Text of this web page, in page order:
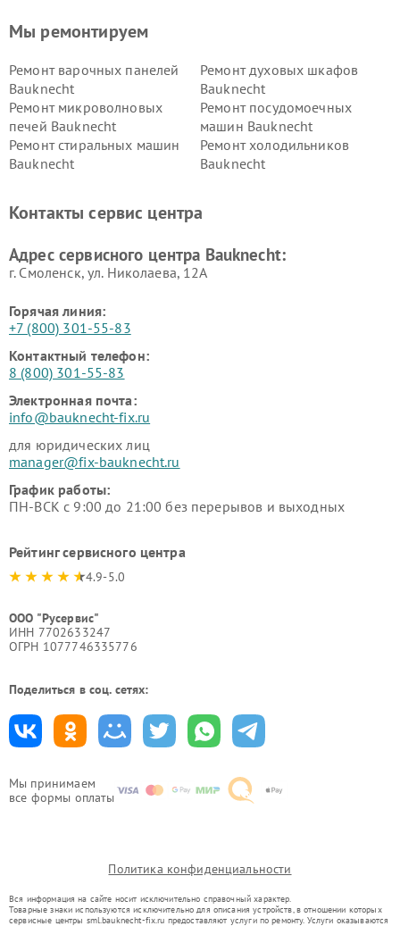
Мы принимаем
все формы оплаты
Мы ремонтируем
Ремонт варочных панелей
Bauknecht
Ремонт духовых шкафов
Bauknecht
Ремонт микроволновых
печей Bauknecht
Ремонт посудомоечных
машин Bauknecht
Ремонт стиральных машин
Bauknecht
Ремонт холодильников
Bauknecht
Контакты сервис центра
Адрес сервисного центра Bauknecht:
г. Смоленск, ул. Николаева, 12А
Горячая линия:
+7 (800) 301-55-83
Контактный телефон:
8 (800) 301-55-83
Электронная почта:
info@bauknecht-fix.ru
для юридических лиц
manager@fix-bauknecht.ru
График работы:
ПН-ВСК с 9:00 до 21:00 без перерывов и выходных
Рейтинг сервисного центра
4.9-5.0
ООО "Русервис"
ИНН 7702633247
ОГРН 1077746335776
Поделиться в соц. сетях:
Политика конфиденциальности
Вся информация на сайте носит исключительно справочный характер.
Товарные знаки используются исключительно для описания устройств, в отношении которых
сервисные центры sml.bauknecht-fix.ru предоставляют услуги по ремонту. Услуги оказываются